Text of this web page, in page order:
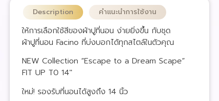
Description คำแนะนำการใช้งาน
ให้การเลือกใช้สีของผ้าปูที่นอน ง่ายยิ่งขึ้น กับชุด
ผ้าปูที่นอน Facino ที่บ่งบอกได้ทุกสไตล์ในตัวคุณ
NEW Collection “Escape to a Dream Scape”
FIT UP T0 14″
ใหม่! รองรับที่นอนได้สูงถึง 14 นิ้ว